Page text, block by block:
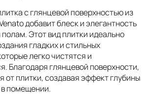
с глянцевой поверхностью из
добавит блеск и элегантность
Этот вид плитки идеально
гладких и стильных
легко чистятся и
Благодаря глянцевой поверхности,
от плитки, создавая эффект глубины
помещении.